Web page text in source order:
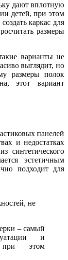
дают вплотную
детей, при этом
каркас для
размеры
варианты не
выглядит, но
размеры полок
этот вариант
панелей
и недостатках
синтетического
эстетичным
подходит для
не
– самый
и
при этом